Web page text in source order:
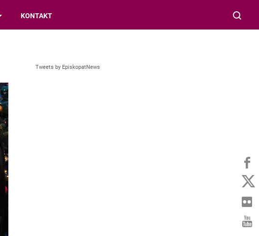
KONTAKT
Tweets by EpiskopatNews